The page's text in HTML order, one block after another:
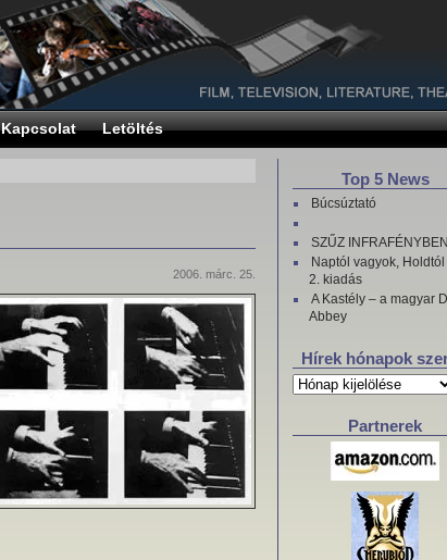
Kapcsolat Letöltés
2006. márc. 25.
Top 5 News
Búcsúztató
SZŰZ INFRAFÉNYBEN
Naptól vagyok,
2. kiadás
A Kastély – a magyar
Abbey
Hírek hónapok
Hírek
hónapok
Partnerek